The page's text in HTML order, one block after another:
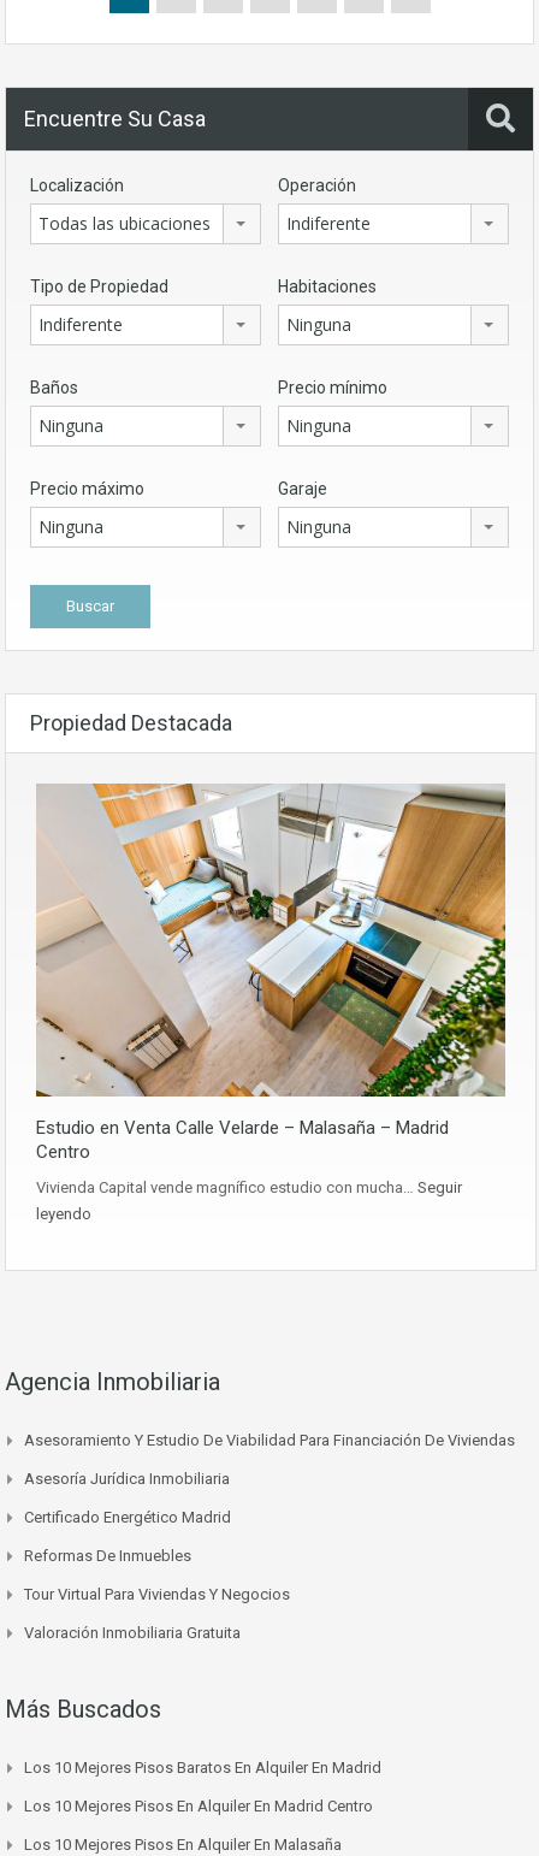
Encuentre Su Casa
Localización
Todas las ubicaciones
Operación
Indiferente
Tipo de Propiedad
Indiferente
Habitaciones
Ninguna
Baños
Ninguna
Precio mínimo
Ninguna
Precio máximo
Ninguna
Garaje
Ninguna
Propiedad Destacada
Estudio en Venta Calle Velarde – Malasaña – Madrid
Centro
Vivienda Capital vende magnífico estudio con mucha… Seguir
leyendo
Agencia Inmobiliaria
Asesoramiento Y Estudio De Viabilidad Para Financiación De Viviendas
Asesoría Jurídica Inmobiliaria
Certificado Energético Madrid
Reformas De Inmuebles
Tour Virtual Para Viviendas Y Negocios
Valoración Inmobiliaria Gratuita
Más Buscados
Los 10 Mejores Pisos Baratos En Alquiler En Madrid
Los 10 Mejores Pisos En Alquiler En Madrid Centro
Los 10 Mejores Pisos En Alquiler En Malasaña